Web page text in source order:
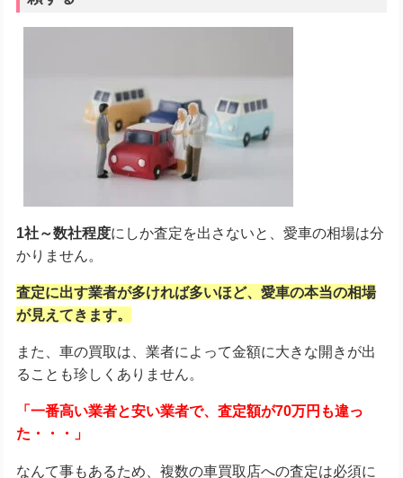
1社～数社程度にしか査定を出さないと、愛車の相場は分
かりません。
査定に出す業者が多ければ多いほど、愛車の本当の相場
が見えてきます。
また、車の買取は、業者によって金額に大きな開きが出
ることも珍しくありません。
「一番高い業者と安い業者で、査定額が70万円も違っ
た・・・」
なんて事もあるため、複数の車買取店への査定は必須に